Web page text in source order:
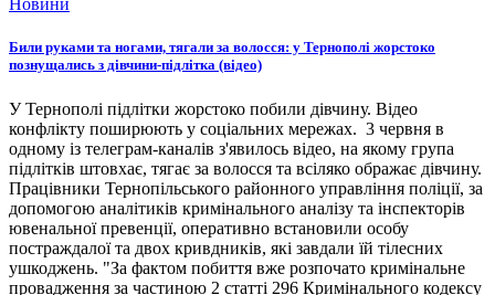
Новини
Били руками та ногами, тягали за волосся: у Тернополі жорстоко
познущались з дівчини-підлітка (відео)
У Тернополі підлітки жорстоко побили дівчину. Відео
конфлікту поширюють у соціальних мережах. 3 червня в
одному із телеграм-каналів з'явилось відео, на якому група
підлітків штовхає, тягає за волосся та всіляко ображає дівчину.
Працівники Тернопільського районного управління поліції, за
допомогою аналітиків кримінального аналізу та інспекторів
ювенальної превенції, оперативно встановили особу
постраждалої та двох кривдників, які завдали їй тілесних
ушкоджень. "За фактом побиття вже розпочато кримінальне
провадження за частиною 2 статті 296 Кримінального кодексу